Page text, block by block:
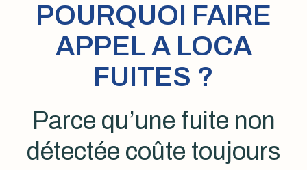
POURQUOI FAIRE
APPEL A LOCA
FUITES ?
Parce qu’une fuite non
détectée coûte toujours